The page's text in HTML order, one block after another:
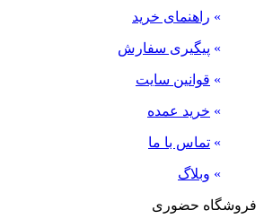
» راهنمای خرید
» پیگیری سفارش
» قوانین سایت
» خرید عمده
» تماس با ما
» وبلاگ
فروشگاه حضوری